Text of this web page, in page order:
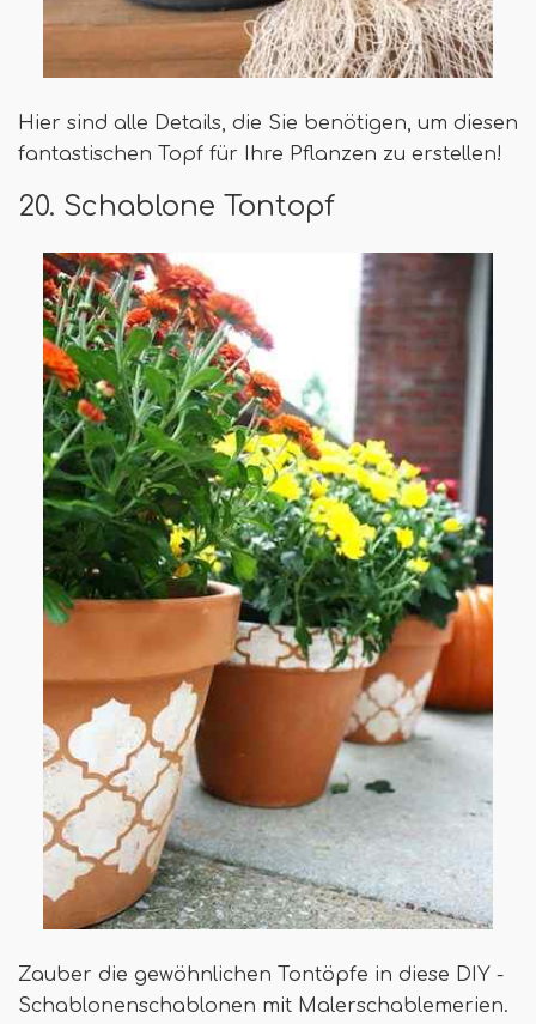
Hier sind alle Details, die Sie benötigen, um diesen
fantastischen Topf für Ihre Pflanzen zu erstellen!
20. Schablone Tontopf
Zauber die gewöhnlichen Tontöpfe in diese DIY -
Schablonenschablonen mit Malerschablemerien.